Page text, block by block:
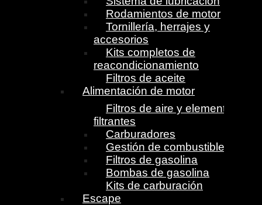
Rodamientos de motor
Tornillería, herrajes y
accesorios
Kits completos de
reacondicionamiento
Filtros de aceite
Alimentación de motor
Filtros de aire y elementos
filtrantes
Carburadores
Gestión de combustible
Filtros de gasolina
Bombas de gasolina
Kits de carburación
Escape